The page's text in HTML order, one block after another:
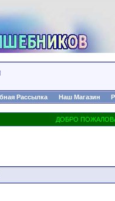
Рассылка Наш Магазин